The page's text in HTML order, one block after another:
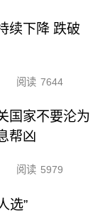
续下降 跌破
阅读 7644
国家不要沦为
帮凶
阅读 5979
选”